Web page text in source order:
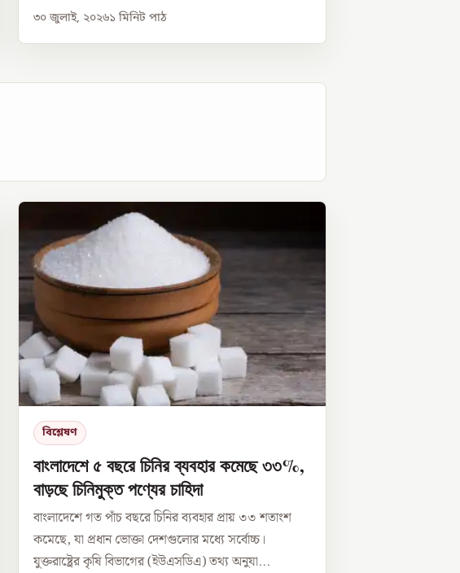
৩০ জুলাই, ২০২৬১ মিনিট পাঠ
বিশ্লেষণ
বাংলাদেশে ৫ বছরে চিনির ব্যবহার কমেছে ৩৩%,
বাড়ছে চিনিমুক্ত পণ্যের চাহিদা
বাংলাদেশে গত পাঁচ বছরে চিনির ব্যবহার প্রায় ৩৩ শতাংশ
কমেছে, যা প্রধান ভোক্তা দেশগুলোর মধ্যে সর্বোচ্চ।
যুক্তরাষ্ট্রের কৃষি বিভাগের (ইউএসডিএ) তথ্য অনুযা...